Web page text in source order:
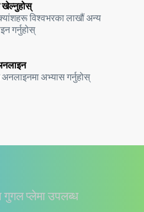
खेल्नुहोस्
विश्वभरका लाखौं अन्य
गर्नुहोस्
अभ्यास गर्नुहोस्
गुगल प्लेमा उपलब्ध